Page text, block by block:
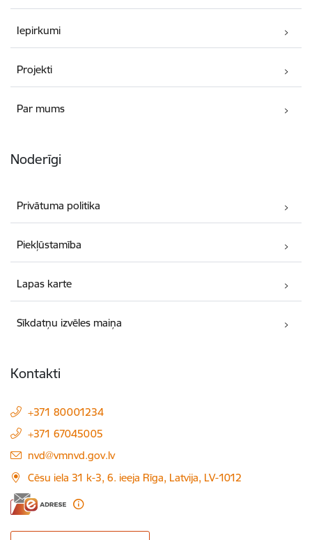
Iepirkumi
Projekti
Par mums
Noderīgi
Privātuma politika
Piekļūstamība
Lapas karte
Sīkdatņu izvēles maiņa
Kontakti
+371 80001234
+371 67045005
E-pasts:
nvd@vmnvd.gov.lv
Cēsu iela 31 k-3, 6. ieeja Rīga, Latvija, LV-1012